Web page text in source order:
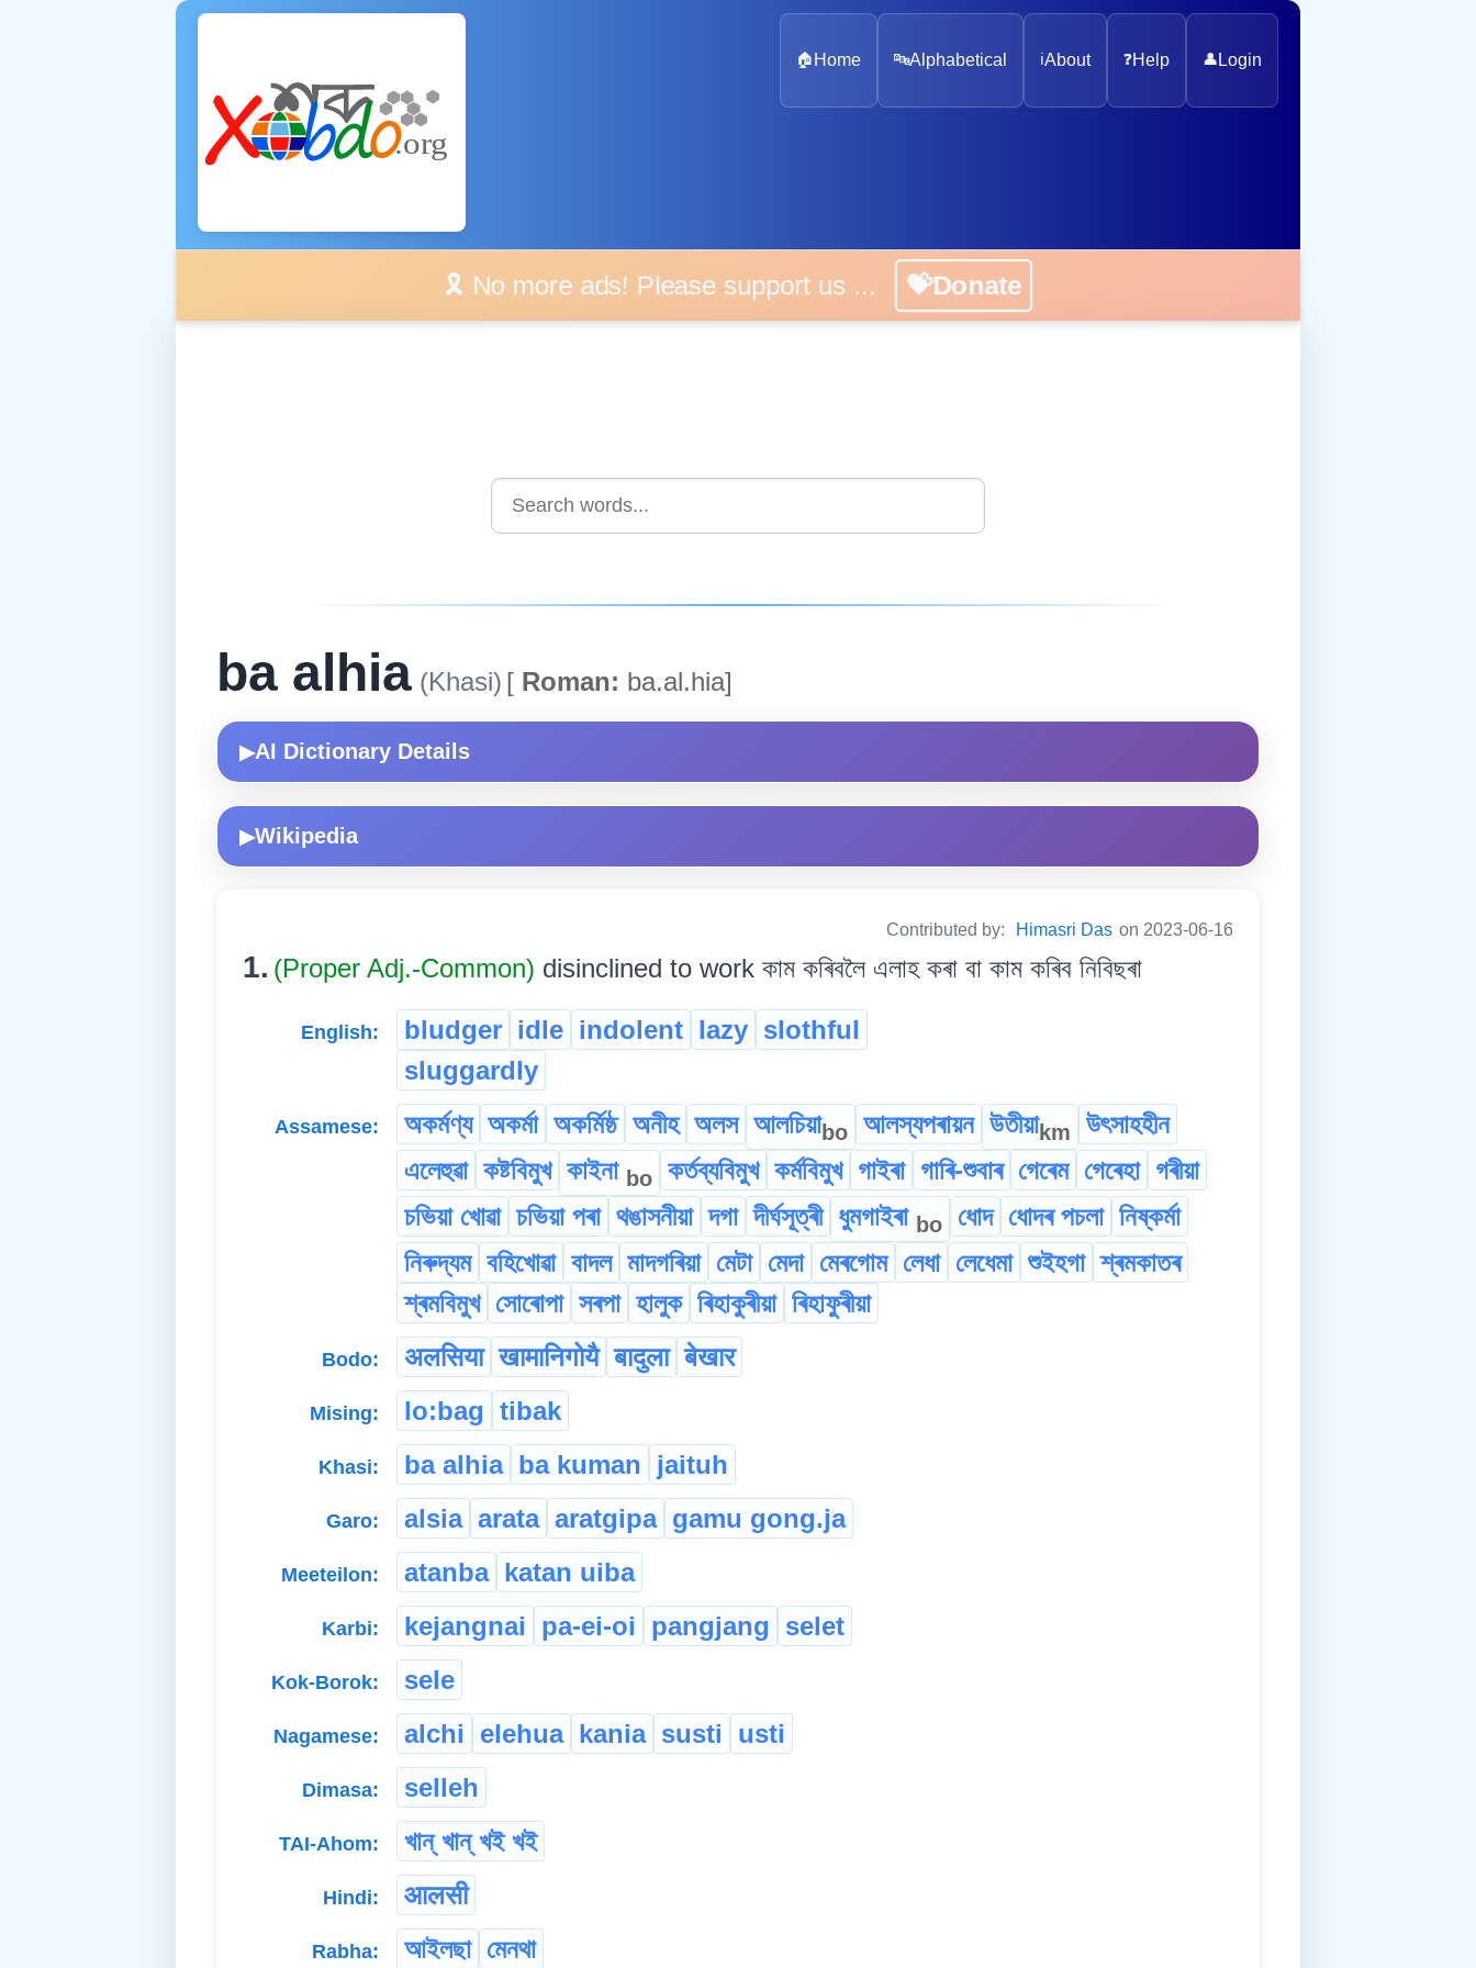
🏠 Home 🔤Alphabetical ℹ️About ❓Help 👤 Login
🎗️ No more ads! Please support us ... 💝Donate
ba alhia (Khasi) [ Roman: ba.al.hia]
▶AI Dictionary Details
▶Wikipedia
Contributed by: Himasri Das on 2023-06-16
1. (Proper Adj.-Common) disinclined to work কাম কৰিবলৈ এলাহ কৰা বা কাম কৰিব নিবিছৰা
English: bludger idle indolent lazy slothful
sluggardly
Assamese: অকৰ্মণ্য অকৰ্মা অকৰ্মিষ্ঠ অনীহ অলস আলচিয়াbo আলস্যপৰায়ন উতীয়াkm
উৎসাহহীন
এলেহুৱা কষ্টবিমুখ কাইনা bo কৰ্তব্যবিমুখ কৰ্মবিমুখ গাইৰা গাৰি-শুবাৰ গেৰেম গেৰেহা গৰীয়া
চভিয়া খোৱা চভিয়া পৰা থঙাসনীয়া দগা দীৰ্ঘসূত্ৰী ধুমগাইৰা bo ধোদ ধোদৰ পচলা নিষ্কৰ্মা
নিৰুদ্যম বহিখোৱা বাদল মাদগৰিয়া মেটা মেদা মেৰগোম লেধা লেধেমা শুইহগা শ্ৰমকাতৰ
শ্ৰমবিমুখ সোৰোপা সৰপা হালুক ৰিহাকুৰীয়া ৰিহাফুৰীয়া
Bodo: अलसिया खामानिगोयै बादुला बेखार
Mising: lo:bag tibak
Khasi: ba alhia ba kuman jaituh
Garo: alsia arata aratgipa gamu gong.ja
Meeteilon: atanba katan uiba
Karbi: kejangnai pa-ei-oi pangjang selet
Kok-Borok: sele
Nagamese: alchi elehua kania susti usti
Dimasa: selleh
TAI-Ahom: খান্ খান্ খই খই
Hindi: आलसी
Rabha: আইলছা মেনথা